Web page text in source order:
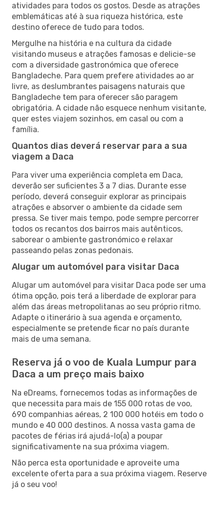
atividades para todos os gostos. Desde as atrações
emblemáticas até à sua riqueza histórica, este
destino oferece de tudo para todos.
Mergulhe na história e na cultura da cidade
visitando museus e atrações famosas e delicie-se
com a diversidade gastronómica que oferece
Bangladeche. Para quem prefere atividades ao ar
livre, as deslumbrantes paisagens naturais que
Bangladeche tem para oferecer são paragem
obrigatória. A cidade não esquece nenhum visitante,
quer estes viajem sozinhos, em casal ou com a
família.
Quantos dias deverá reservar para a sua
viagem a Daca
Para viver uma experiência completa em Daca,
deverão ser suficientes 3 a 7 dias. Durante esse
período, deverá conseguir explorar as principais
atrações e absorver o ambiente da cidade sem
pressa. Se tiver mais tempo, pode sempre percorrer
todos os recantos dos bairros mais autênticos,
saborear o ambiente gastronómico e relaxar
passeando pelas zonas pedonais.
Alugar um automóvel para visitar Daca
Alugar um automóvel para visitar Daca pode ser uma
ótima opção, pois terá a liberdade de explorar para
além das áreas metropolitanas ao seu próprio ritmo.
Adapte o itinerário à sua agenda e orçamento,
especialmente se pretende ficar no país durante
mais de uma semana.
Reserva já o voo de Kuala Lumpur para
Daca a um preço mais baixo
Na eDreams, fornecemos todas as informações de
que necessita para mais de 155 000 rotas de voo,
690 companhias aéreas, 2 100 000 hotéis em todo o
mundo e 40 000 destinos. A nossa vasta gama de
pacotes de férias irá ajudá-lo(a) a poupar
significativamente na sua próxima viagem.
Não perca esta oportunidade e aproveite uma
excelente oferta para a sua próxima viagem. Reserve
já o seu voo!